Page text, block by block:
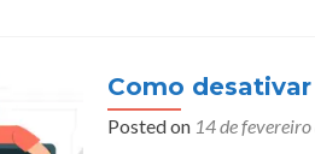
Como
Posted on 14 de